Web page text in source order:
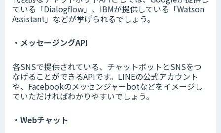
ている「Dialogflow」、IBMが提供している「Watson
Assistant」などが挙げられるでしょう。
・メッセージングAPI
各SNSで提供されている、チャットボットとSNSをつ
なげることができるAPIです。LINEの公式アカウント
や、Facebookのメッセンジャーbotなどをイメージし
ていただければわかりやすいでしょう。
・Webチャット